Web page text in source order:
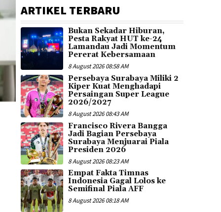
ARTIKEL TERBARU
Bukan Sekadar Hiburan,
Pesta Rakyat HUT ke-24
Lamandau Jadi Momentum
Pererat Kebersamaan
8 August 2026 08:58 AM
Persebaya Surabaya Miliki 2
Kiper Kuat Menghadapi
Persaingan Super League
2026/2027
8 August 2026 08:43 AM
Francisco Rivera Bangga
Jadi Bagian Persebaya
Surabaya Menjuarai Piala
Presiden 2026
8 August 2026 08:23 AM
Empat Fakta Timnas
Indonesia Gagal Lolos ke
Semifinal Piala AFF
8 August 2026 08:18 AM